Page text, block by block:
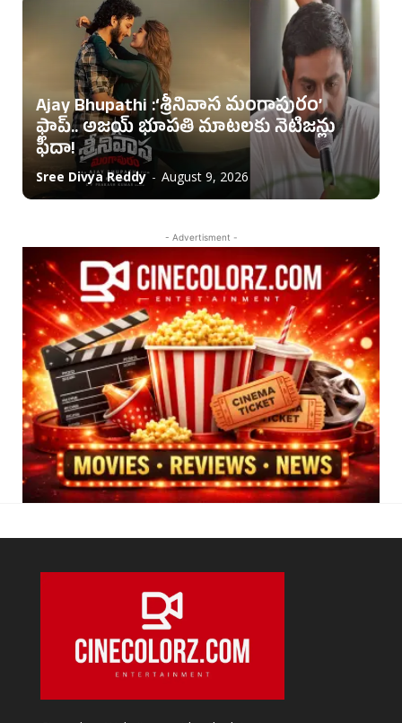
Ajay Bhupathi :‘శ్రీనివాస మంగాపురం’
ఫ్లాప్.. అజయ్ భూపతి మాటలకు నెటిజన్లు
ఫిదా!
Sree Divya Reddy - August 9, 2026
- Advertisment -